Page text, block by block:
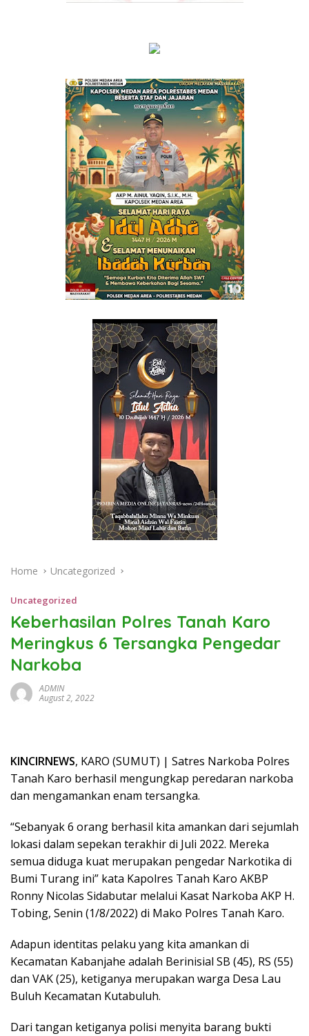
Home Uncategorized
Uncategorized
Keberhasilan Polres Tanah Karo
Meringkus 6 Tersangka Pengedar
Narkoba
ADMIN
August 2, 2022
KINCIRNEWS, KARO (SUMUT) | Satres Narkoba Polres
Tanah Karo berhasil mengungkap peredaran narkoba
dan mengamankan enam tersangka.
“Sebanyak 6 orang berhasil kita amankan dari sejumlah
lokasi dalam sepekan terakhir di Juli 2022. Mereka
semua diduga kuat merupakan pengedar Narkotika di
Bumi Turang ini” kata Kapolres Tanah Karo AKBP
Ronny Nicolas Sidabutar melalui Kasat Narkoba AKP H.
Tobing, Senin (1/8/2022) di Mako Polres Tanah Karo.
Adapun identitas pelaku yang kita amankan di
Kecamatan Kabanjahe adalah Berinisial SB (45), RS (55)
dan VAK (25), ketiganya merupakan warga Desa Lau
Buluh Kecamatan Kutabuluh.
Dari tangan ketiganya polisi menyita barang bukti